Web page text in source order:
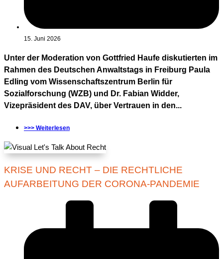
15. Juni 2026
Unter der Moderation von Gottfried Haufe diskutierten im
Rahmen des Deutschen Anwaltstags in Freiburg Paula
Edling vom Wissenschaftszentrum Berlin für
Sozialforschung (WZB) und Dr. Fabian Widder,
Vizepräsident des DAV, über Vertrauen in den...
>>> Weiterlesen
KRISE UND RECHT – DIE RECHTLICHE
AUFARBEITUNG DER CORONA-PANDEMIE